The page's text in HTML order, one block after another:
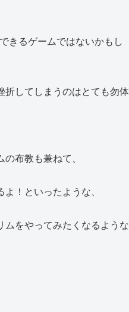
きるゲームではないかもし
折してしまうのはとても勿体
布教も兼ねて、
！といったような、
ムをやってみたくなるような